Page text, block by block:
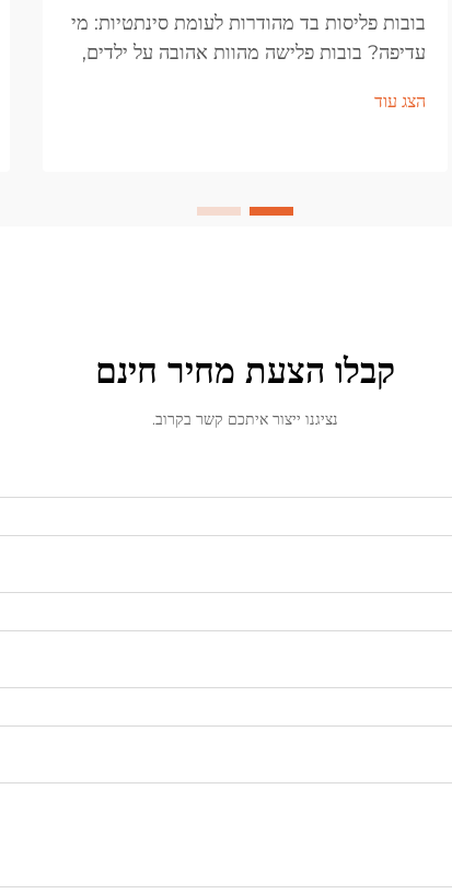
בובות פליסות בד מהודרות לעומת סינתטיות: מי
עדיפה? בובות פלישה מהוות אהובה על ילדים,
שלהן, העיצובים הרכים והמושכים, והמונח
הצג עוד
קבלו הצעת מחיר חינם
נציגנו ייצור איתכם קשר בקרוב.